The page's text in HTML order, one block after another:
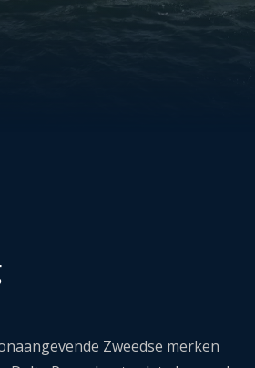
Zweedse merken